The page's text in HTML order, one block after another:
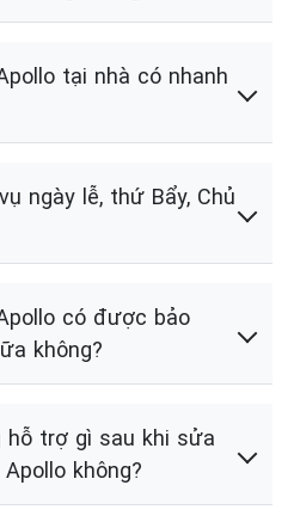
tại nhà có nhanh
ngày lễ, thứ Bẩy, Chủ
có được bảo
không?
hỗ trợ gì sau khi sửa
không?